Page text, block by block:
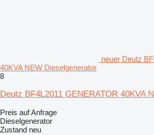
neuer Deutz
40KVA NEW Dieselgenerator
8
Deutz BF4L2011 GENERATOR 40KVA
Preis auf Anfrage
Dieselgenerator
Zustand neu